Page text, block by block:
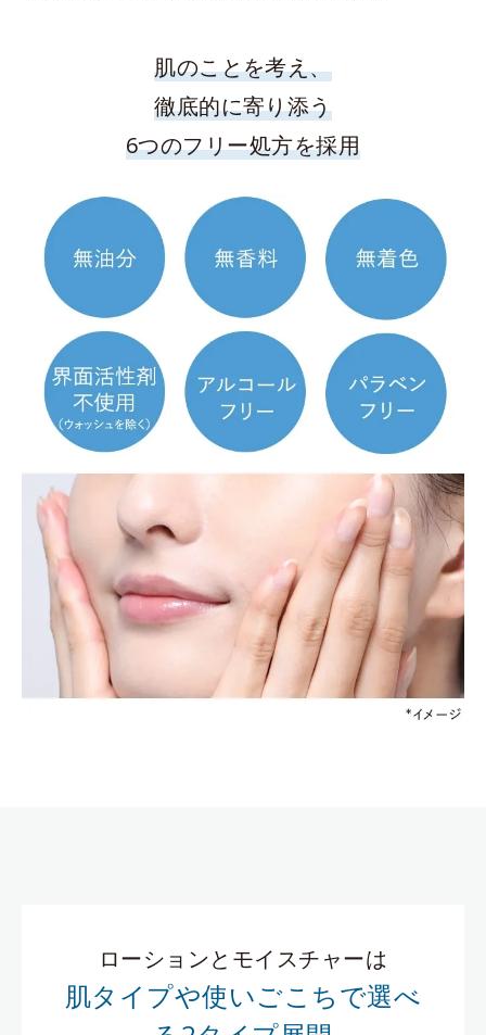
肌のことを考え、
徹底的に寄り添う
6つのフリー処方を採用
ローションとモイスチャーは
肌タイプや使いごこちで選べ